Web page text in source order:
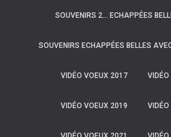
SOUVENIRS 2… ECHAPPÉES
SOUVENIRS ECHAPPÉES BELLES
VIDÉO VOEUX 2017
VIDÉO VOEUX 2019